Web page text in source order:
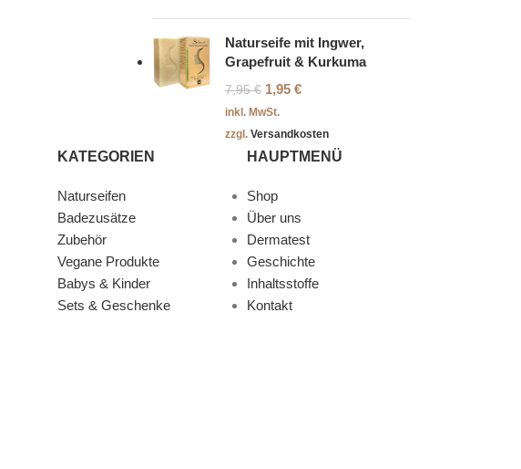
Naturseife mit Ingwer,
Grapefruit & Kurkuma
7,95€ 1,95 €
inkl. MwSt.
zzgl. Versandkosten
KATEGORIEN
Naturseifen
Badezusätze
Zubehör
Vegane Produkte
Babys & Kinder
Sets & Geschenke
HAUPTMENÜ
Shop
Über uns
Dermatest
Geschichte
Inhaltsstoffe
Kontakt